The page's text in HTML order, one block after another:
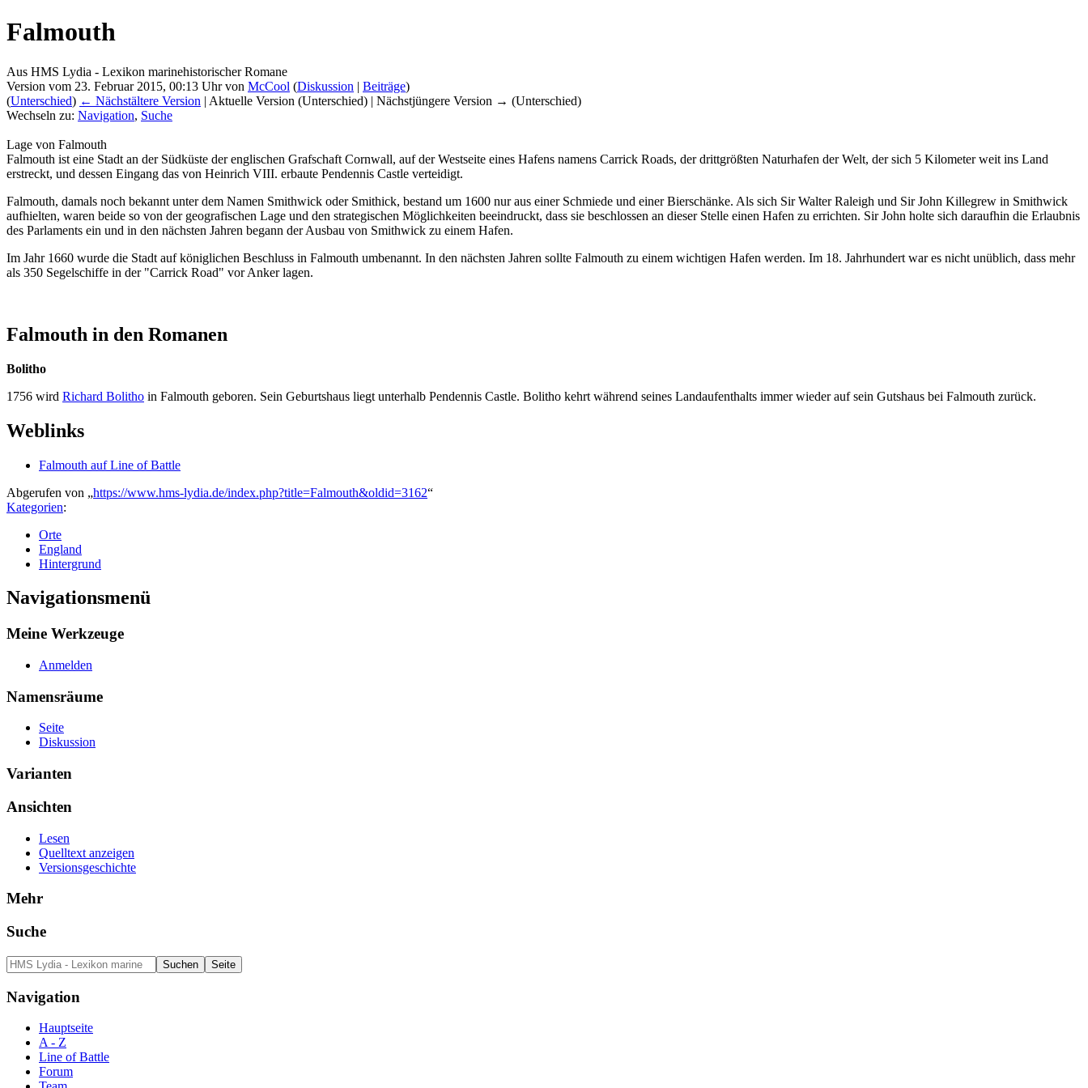
Falmouth
Aus HMS Lydia - Lexikon marinehistorischer Romane
Version vom 23. Februar 2015, 00:13 Uhr von McCool (Diskussion | Beiträge)
(Unterschied) ← Nächstältere Version | Aktuelle Version (Unterschied) | Nächstjüngere Version → (Unterschied)
Wechseln zu: Navigation, Suche
Lage von Falmouth
Falmouth ist eine Stadt an der Südküste der englischen Grafschaft Cornwall, auf der Westseite eines Hafens namens Carrick Roads, der drittgrößten Naturhafen der Welt, der sich 5 Kilometer weit ins Land
erstreckt, und dessen Eingang das von Heinrich VIII. erbaute Pendennis Castle verteidigt.
Falmouth, damals noch bekannt unter dem Namen Smithwick oder Smithick, bestand um 1600 nur aus einer Schmiede und einer Bierschänke. Als sich Sir Walter Raleigh und Sir John Killegrew in Smithwick
aufhielten, waren beide so von der geografischen Lage und den strategischen Möglichkeiten beeindruckt, dass sie beschlossen an dieser Stelle einen Hafen zu errichten. Sir John holte sich daraufhin die Erlaubnis
des Parlaments ein und in den nächsten Jahren begann der Ausbau von Smithwick zu einem Hafen.
Im Jahr 1660 wurde die Stadt auf königlichen Beschluss in Falmouth umbenannt. In den nächsten Jahren sollte Falmouth zu einem wichtigen Hafen werden. Im 18. Jahrhundert war es nicht unüblich, dass mehr
als 350 Segelschiffe in der "Carrick Road" vor Anker lagen.
Falmouth in den Romanen
Bolitho
1756 wird Richard Bolitho in Falmouth geboren. Sein Geburtshaus liegt unterhalb Pendennis Castle. Bolitho kehrt während seines Landaufenthalts immer wieder auf sein Gutshaus bei Falmouth zurück.
Weblinks
Falmouth auf Line of Battle
Abgerufen von „https://www.hms-lydia.de/index.php?title=Falmouth&oldid=3162“
Kategorien:
Orte
England
Hintergrund
Navigationsmenü
Meine Werkzeuge
Anmelden
Namensräume
Seite
Diskussion
Varianten
Ansichten
Lesen
Quelltext anzeigen
Versionsgeschichte
Mehr
Suche
Navigation
Hauptseite
A - Z
Line of Battle
Forum